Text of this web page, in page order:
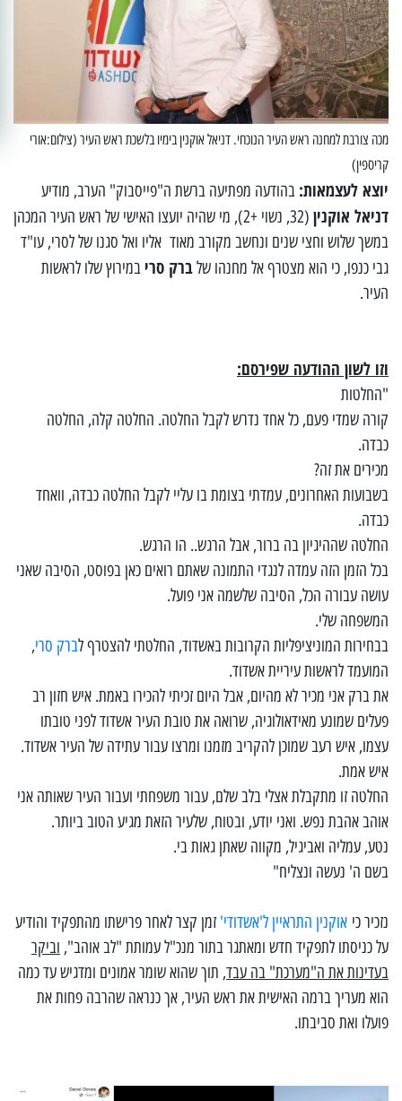
מכה צורבת למחנה ראש העיר הנוכחי. דניאל אוקנין בימיו בלשכת ראש העיר (צילום:אורי
קריספין)
יוצא לעצמאות: בהודעה מפתיעה ברשת ה"פייסבוק" הערב, מודיע
דניאל אוקנין
(32, נשוי +2), מי שהיה יועצו האישי של ראש העיר המכהן
במשך שלוש וחצי שנים ונחשב מקורב מאוד אליו ואל סגנו של לסרי, עו"ד
גבי כנפו, כי הוא מצטרף אל מחנהו שלברק סרי במירוץ שלו לראשות
העיר.
וזו לשון ההודעה שפירסם:
"החלטות
קורה שמדי פעם, כל אחד נדרש לקבל החלטה. החלטה קלה, החלטה
כבדה.
מכירים את זה?
בשבועות האחרונים, עמדתי בצומת בו עליי לקבל החלטה כבדה, וואחד
כבדה.
החלטה שההיגיון בה ברור, אבל הרגש.. הו הרגש.
בכל הזמן הזה עמדה לנגדי התמונה שאתם רואים כאן בפוסט, הסיבה שאני
עושה עבורה הכל, הסיבה שלשמה אני פועל.
המשפחה שלי.
בבחירות המוניציפליות הקרובות באשדוד, החלטתי להצטרף לברק סרי,
המועמד לראשות עיריית אשדוד.
את ברק אני מכיר לא מהיום, אבל היום זכיתי להכירו באמת. איש חזון רב
פעלים שמונע מאידאולוגיה, שרואה את טובת העיר אשדוד לפני טובתו
עצמו, איש רעב שמוכן להקריב מזמנו ומרצו עבור עתידה של העיר אשדוד.
איש אמת.
החלטה זו מתקבלת אצלי בלב שלם, עבור משפחתי ועבור העיר שאותה אני
אוהב אהבת נפש. ואני יודע, ובטוח, שלעיר הזאת מגיע הטוב ביותר.
נטע, עמליה ואביגיל, מקווה שאתן גאות בי.
בשם ה' נעשה ונצליח"
נזכיר כי אוקנין התראיין ל'אשדודי'זמן קצר לאחר פרישתו מהתפקיד והודיע
על כניסתו לתפקיד חדש ומאתגר בתור מנכ"ל עמותת "לב אוהב", וביקר
בעדינות את ה"מערכת" בה עבד, תוך שהוא שומר אמונים ומדגיש עד כמה
הוא מעריך ברמה האישית את ראש העיר, אך כנראה שהרבה פחות את
פועלו ואת סביבתו.